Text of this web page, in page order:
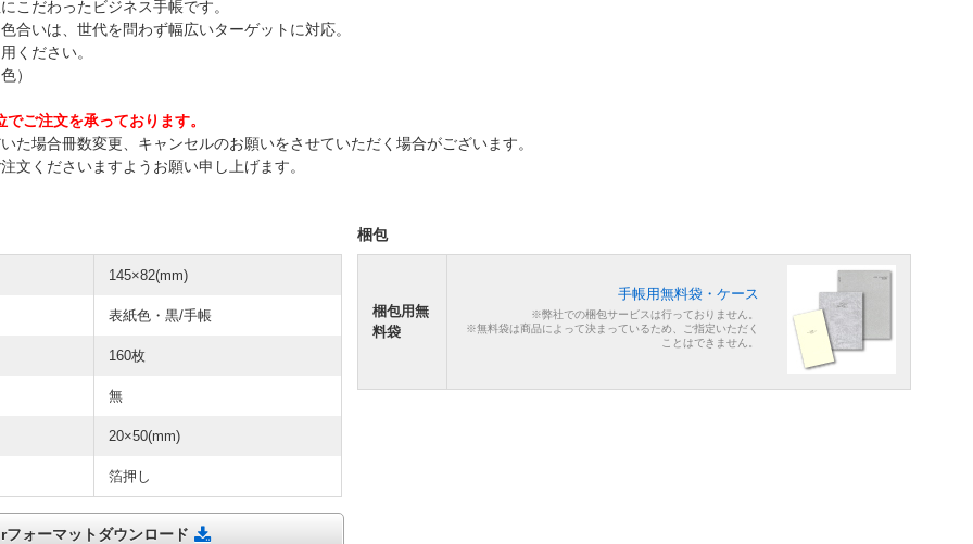
こだわったビジネス手帳です。
合いは、世代を問わず幅広いターゲットに対応。
ください。
）
ご注文を承っております。
た場合冊数変更、キャンセルのお願いをさせていただく場合がございます。
文くださいますようお願い申し上げます。
145×82(mm)
表紙色・黒/手帳
160枚
無
20×50(mm)
箔押し
ォーマットダウンロード
梱包
梱包用無
料袋
手帳用無料袋・ケース
※弊社での梱包サービスは行っておりません。
※無料袋は商品によって決まっているため、ご指定いただく
ことはできません。